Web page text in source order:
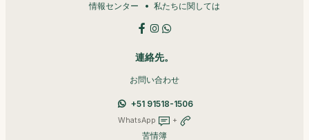
情報センター 私たちに関しては
連絡先。
お問い合わせ
+51 91518-1506
WhatsApp +
苦情簿